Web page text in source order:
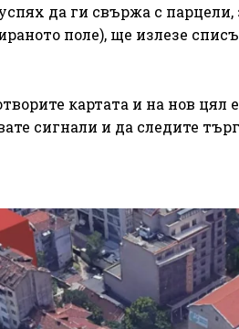
да ги свържа с парцели,
поле), ще излезе
картата и на нов цял
сигнали и да следите